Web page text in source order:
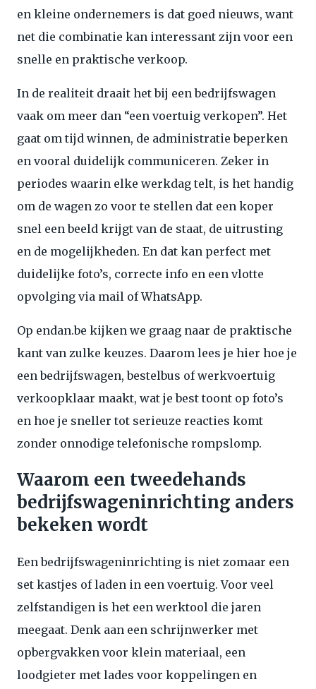
en kleine ondernemers is dat goed nieuws, want
net die combinatie kan interessant zijn voor een
snelle en praktische verkoop.
In de realiteit draait het bij een bedrijfswagen
vaak om meer dan “een voertuig verkopen”. Het
gaat om tijd winnen, de administratie beperken
en vooral duidelijk communiceren. Zeker in
periodes waarin elke werkdag telt, is het handig
om de wagen zo voor te stellen dat een koper
snel een beeld krijgt van de staat, de uitrusting
en de mogelijkheden. En dat kan perfect met
duidelijke foto’s, correcte info en een vlotte
opvolging via mail of WhatsApp.
Op endan.be kijken we graag naar de praktische
kant van zulke keuzes. Daarom lees je hier hoe je
een bedrijfswagen, bestelbus of werkvoertuig
verkoopklaar maakt, wat je best toont op foto’s
en hoe je sneller tot serieuze reacties komt
zonder onnodige telefonische rompslomp.
Waarom een tweedehands
bedrijfswageninrichting anders
bekeken wordt
Een bedrijfswageninrichting is niet zomaar een
set kastjes of laden in een voertuig. Voor veel
zelfstandigen is het een werktool die jaren
meegaat. Denk aan een schrijnwerker met
opbergvakken voor klein materiaal, een
loodgieter met lades voor koppelingen en